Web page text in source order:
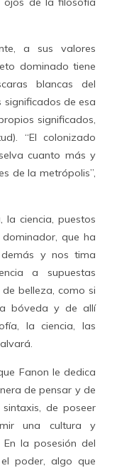
a sus valores
dominado tiene
blancas del
significados de esa
significados,
“El colonizado
cuanto más y
de la metrópolis”,
la ciencia, puestos
que ha
y nos tima
a supuestas
belleza, como si
bóveda y de allí
la ciencia, las
Fanon le dedica
de pensar y de
de poseer
una cultura y
la posesión del
poder, algo que